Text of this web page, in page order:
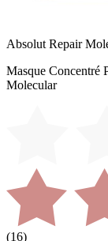
Absolut Repair
Masque Concentré
Molecular
(16)